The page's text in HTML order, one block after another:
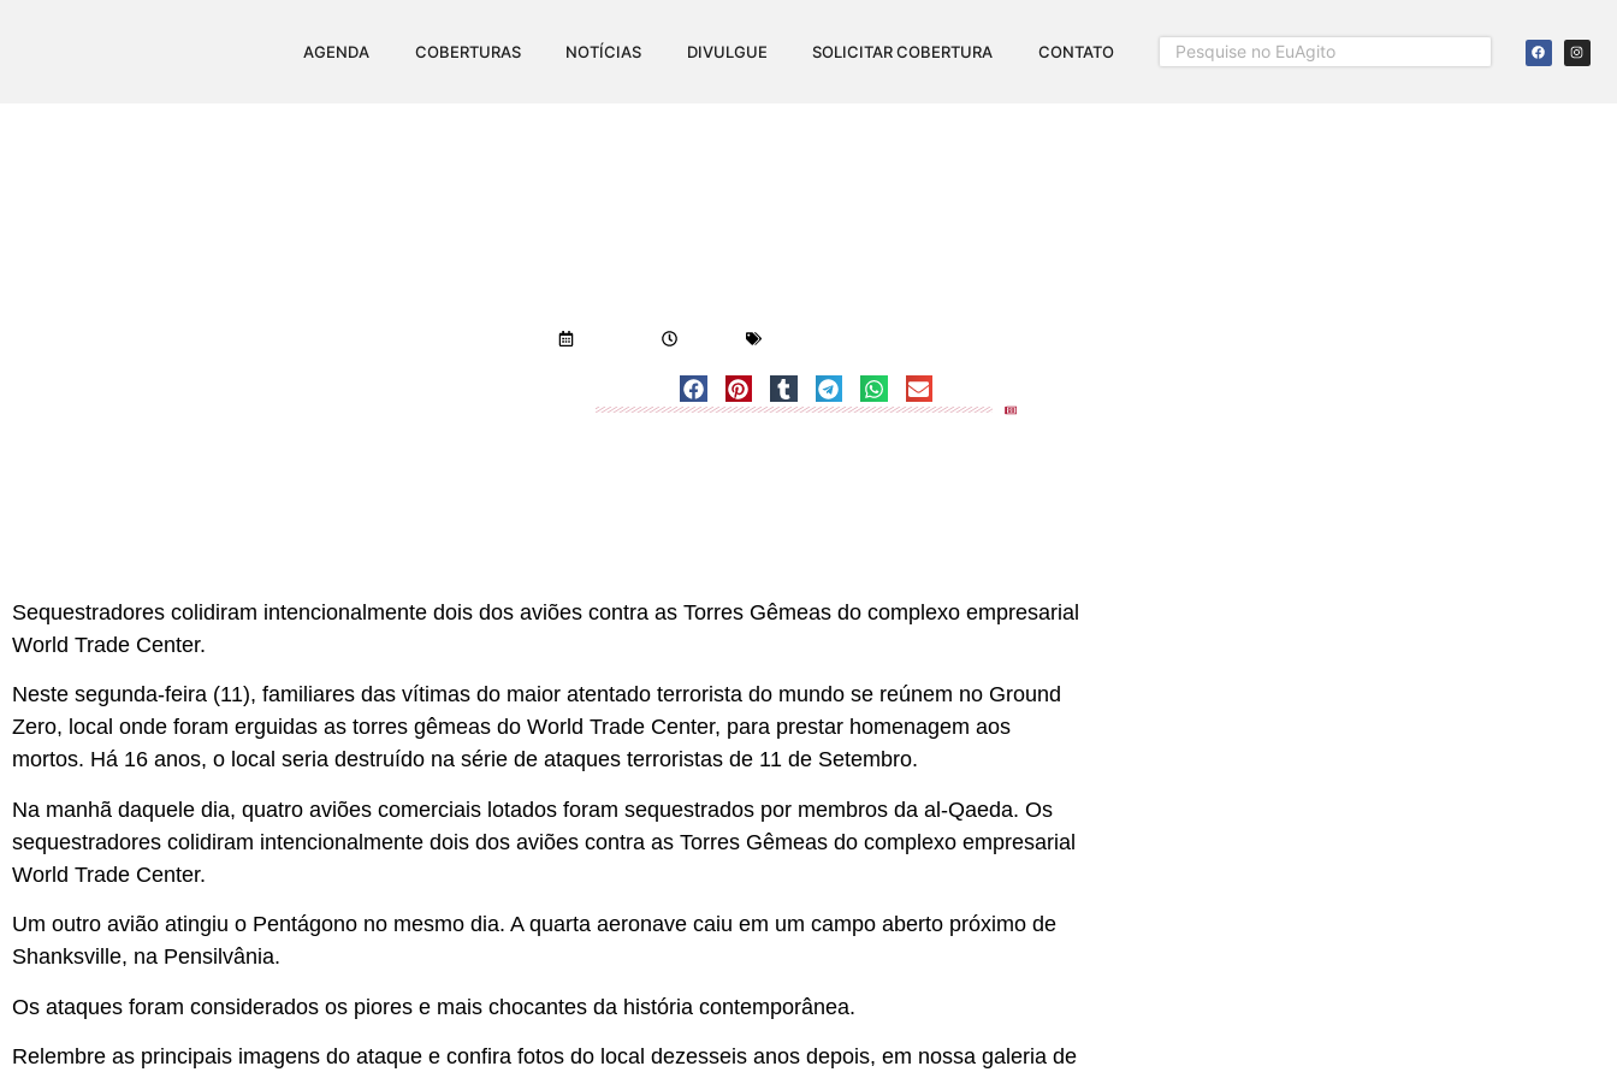
AGENDA COBERTURAS NOTÍCIAS DIVULGUE SOLICITAR COBERTURA CONTATO
9:54 am
Sequestradores colidiram intencionalmente dois dos aviões contra as Torres Gêmeas do complexo empresarial
World Trade Center.
Neste segunda-feira (11), familiares das vítimas do maior atentado terrorista do mundo se reúnem no Ground
Zero, local onde foram erguidas as torres gêmeas do World Trade Center, para prestar homenagem aos
mortos. Há 16 anos, o local seria destruído na série de ataques terroristas de 11 de Setembro.
Na manhã daquele dia, quatro aviões comerciais lotados foram sequestrados por membros da al-Qaeda. Os
sequestradores colidiram intencionalmente dois dos aviões contra as Torres Gêmeas do complexo empresarial
World Trade Center.
Um outro avião atingiu o Pentágono no mesmo dia. A quarta aeronave caiu em um campo aberto próximo de
Shanksville, na Pensilvânia.
Os ataques foram considerados os piores e mais chocantes da história contemporânea.
Relembre as principais imagens do ataque e confira fotos do local dezesseis anos depois, em nossa galeria de